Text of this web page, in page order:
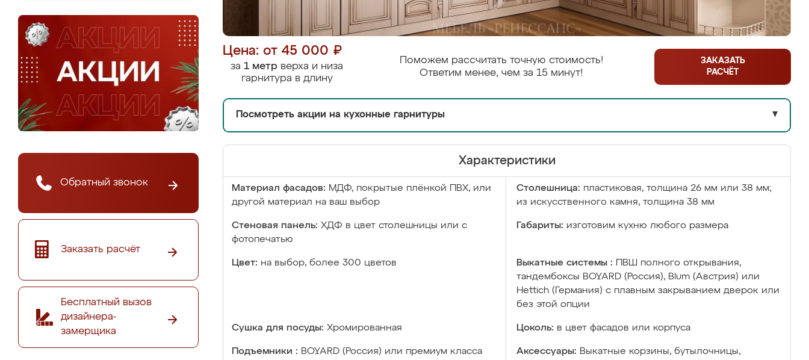
Обратный звонок
Заказать расчёт
Бесплатный вызов
дизайнера-
замерщика
Цена: от 45 000 ₽
за 1 метр верха и низа
гарнитура в длину
Поможем рассчитать точную стоимость!
Ответим менее, чем за 15 минут!
ЗАКАЗАТЬ
РАСЧЁТ
Посмотреть акции на кухонные гарнитуры ▼
Характеристики
Материал фасадов: МДФ, покрытые плёнкой ПВХ, или
другой материал на ваш выбор
Столешница: пластиковая, толщина 26 мм или 38 мм;
из искусственного камня, толщина 38 мм
Стеновая панель: ХДФ в цвет столешницы или с
фотопечатью
Габариты: изготовим кухню любого размера
Цвет: на выбор, более 300 цветов Выкатные системы :
ПВШ полного открывания,
тандембоксы BOYARD (Россия), Blum (Австрия) или
Hettich (Германия) с плавным закрыванием дверок или
без этой опции
Сушка для посуды: Хромированная Цоколь: в цвет фасадов или корпуса
Подъемники : BOYARD (Россия) или премиум класса
Аксессуары: Выкатные корзины, бутылочницы,